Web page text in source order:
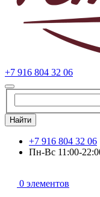
+7 916 804 32 06
Найти
+7 916 804 32 06
Пн-Вс 11:00-
0 элементов